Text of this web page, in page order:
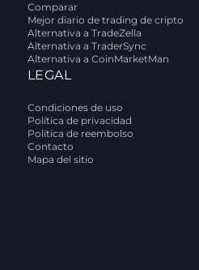
Comparar
Mejor diario de trading de cripto
Alternativa a TradeZella
Alternativa a TraderSync
Alternativa a CoinMarketMan
LEGAL
Condiciones de uso
Política de privacidad
Política de reembolso
Contacto
Mapa del sitio